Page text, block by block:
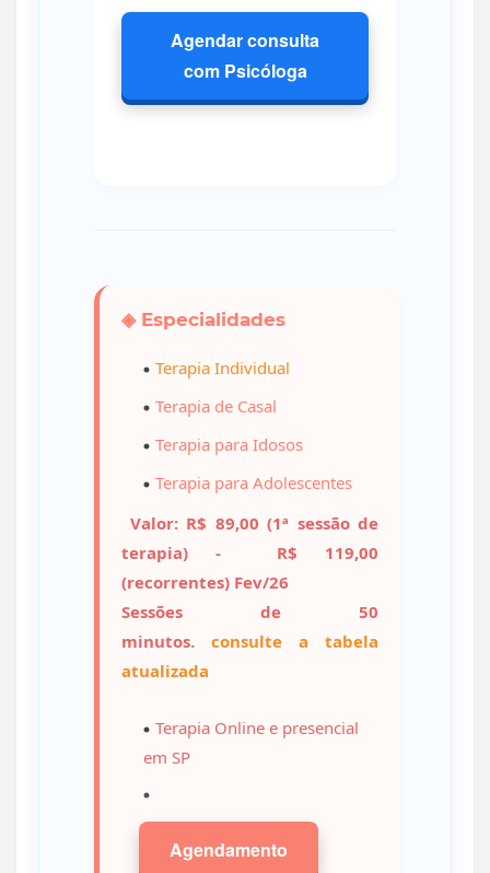
Agendar consulta
com Psicóloga
◈ Especialidades
Terapia Individual
Terapia de Casal
Terapia para Idosos
Terapia para Adolescentes
Valor: R$ 89,00 (1ª sessão de
terapia) - R$ 119,00
(recorrentes) Fev/26
Sessões de 50
minutos. consulte a tabela
atualizada
Terapia Online e presencial
em SP
Agendamento